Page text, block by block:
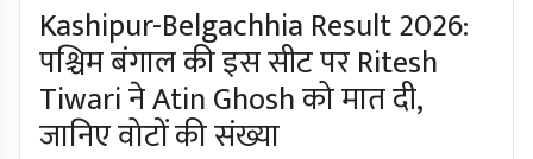
Kashipur-Belgachhia Result 2026:
पश्चिम बंगाल की इस सीट पर Ritesh
Tiwari ने Atin Ghosh को मात दी,
जानिए वोटों की संख्या